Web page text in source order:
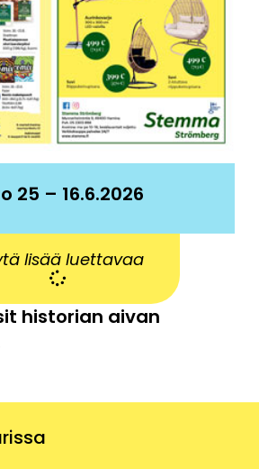
25 – 16.6.2026
lisää luettavaa
historian aivan